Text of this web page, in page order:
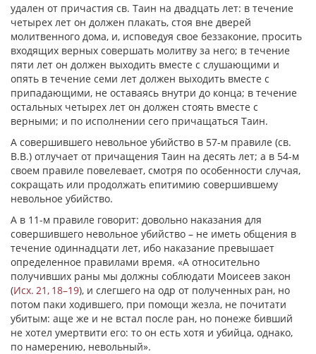
удален от причастия св. Таин на двадцать лет: в течение
четырех лет он должен плакать, стоя вне дверей
молитвенного дома, и, исповедуя свое беззаконие, просить
входящих верных совершать молитву за него; в течение
пяти лет он должен выходить вместе с слушающими и
опять в течение семи лет должен выходить вместе с
припадающими, не оставаясь внутри до конца; в течение
остальных четырех лет он должен стоять вместе с
верными; и по исполнении сего причащаться Таин.
А совершившего невольное убийство в 57-м правиле (св.
В.В.) отлучает от причащения Таин на десять лет; а в 54-м
своем правиле повелевает, смотря по особенности случая,
сокращать или продолжать епитимию совершившему
невольное убийство.
А в 11-м правиле говорит: довольно наказания для
совершившего невольное убийство – не иметь общения в
течение одиннадцати лет, ибо наказание превышает
определенное правилами время. «А относительно
получивших раны мы должны соблюдати Моисеев закон
(Исх. 21, 18–19), и слегшего на одр от полученных ран, но
потом паки ходившего, при помощи жезла, не почитати
убитым: аще же и не встал после ран, но понеже бивший
не хотел умертвити его: то он есть хотя и убийца, однако,
по намерению, невольный».